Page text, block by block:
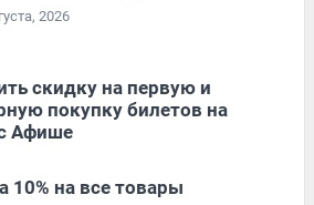
2026
скидку на первую и
покупку билетов на
Афише
10% на все товары